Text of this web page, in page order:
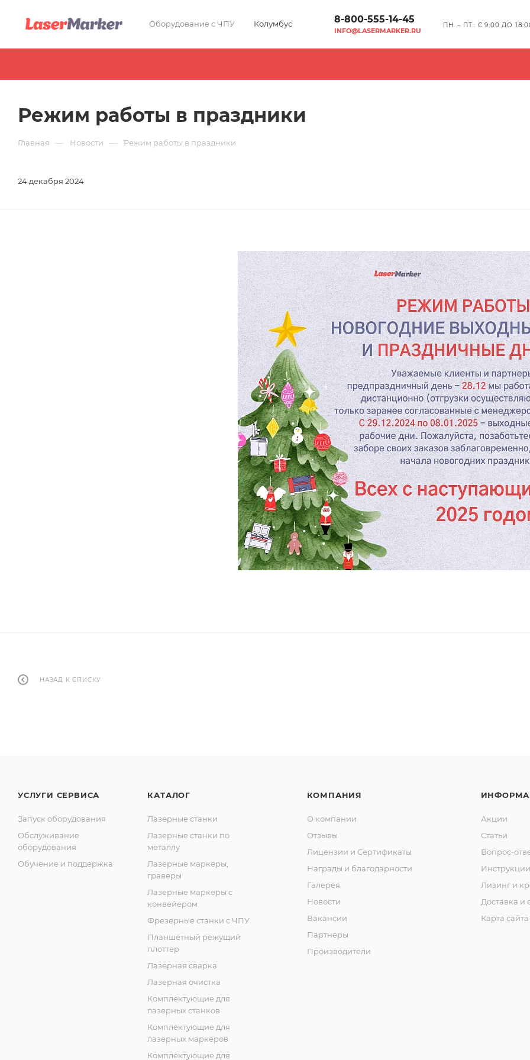
Оборудование с ЧПУ Колумбус 8-800-555-14-45
INFO@LASERMARKER.RU
ПН. – ПТ.: С 9:00 ДО
Режим работы в праздники
Главная — Новости — Режим работы в праздники
24 декабря 2024
НАЗАД К СПИСКУ
УСЛУГИ СЕРВИСА
Запуск оборудования
Обслуживание
оборудования
Обучение и поддержка
КАТАЛОГ
Лазерные станки
Лазерные станки по
металлу
Лазерные маркеры,
граверы
Лазерные маркеры с
конвейером
Фрезерные станки с ЧПУ
Планшетный режущий
плоттер
Лазерная сварка
Лазерная очистка
Комплектующие для
лазерных станков
Комплектующие для
лазерных маркеров
Комплектующие для
КОМПАНИЯ
О компании
Отзывы
Лицензии и Сертификаты
Награды и благодарности
Галерея
Новости
Вакансии
Партнеры
Производители
Акции
Статьи
Вопрос-
Инструкции
Лизинг и
Доставка и
Карта сайта